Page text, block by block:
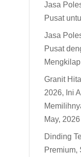
Jasa
Pusat
Jasa
Pusat
Mengkilap
Granit
2026, Ini
May, 2026
Dinding
Premium,